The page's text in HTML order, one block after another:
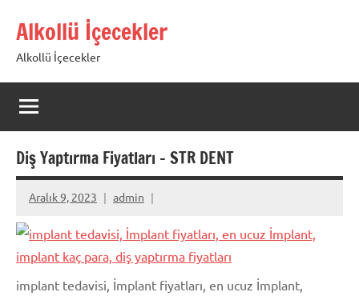
geçAlkollü İçecekler
Alkollü İçecekler
Diş Yaptırma Fiyatları – STR DENT
Aralık 9, 2023 admin
implant tedavisi, İmplant fiyatları, en ucuz İmplant,